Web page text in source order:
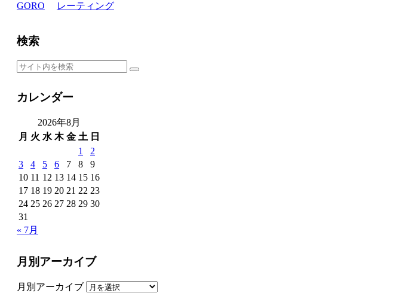
GORO レーティング
検索
カレンダー
2026年8月
月 火 水 木 金 土 日
1
2
3
4 5 6 7 8
9
10 11 12 13 14 15 16
17 18 19 20 21 22 23
24 25 26 27 28 29 30
31
« 7月
月別アーカイブ
月別アーカイブ